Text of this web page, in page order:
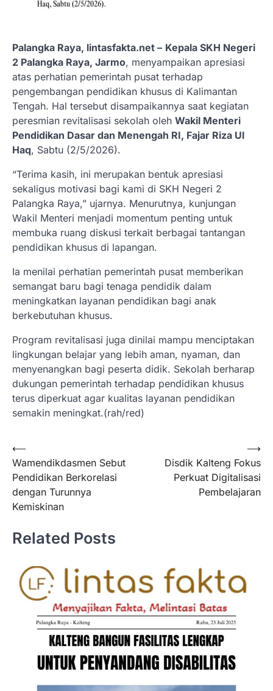
Palangka Raya, lintasfakta.net – Kepala SKH Negeri
2 Palangka Raya, Jarmo, menyampaikan apresiasi
atas perhatian pemerintah pusat terhadap
pengembangan pendidikan khusus di Kalimantan
Tengah. Hal tersebut disampaikannya saat kegiatan
peresmian revitalisasi sekolah oleh Wakil Menteri
Pendidikan Dasar dan Menengah RI, Fajar Riza Ul
Haq, Sabtu (2/5/2026).
“Terima kasih, ini merupakan bentuk apresiasi
sekaligus motivasi bagi kami di SKH Negeri 2
Palangka Raya,” ujarnya. Menurutnya, kunjungan
Wakil Menteri menjadi momentum penting untuk
membuka ruang diskusi terkait berbagai tantangan
pendidikan khusus di lapangan.
Ia menilai perhatian pemerintah pusat memberikan
semangat baru bagi tenaga pendidik dalam
meningkatkan layanan pendidikan bagi anak
berkebutuhan khusus.
Program revitalisasi juga dinilai mampu menciptakan
lingkungan belajar yang lebih aman, nyaman, dan
menyenangkan bagi peserta didik. Sekolah berharap
dukungan pemerintah terhadap pendidikan khusus
terus diperkuat agar kualitas layanan pendidikan
semakin meningkat.(rah/red)
Navigasi
pos
⟵
Wamendikdasmen Sebut
Pendidikan Berkorelasi
dengan Turunnya
Kemiskinan
Disdik Kalteng Fokus
Perkuat Digitalisasi
Pembelajaran
⟶
Related Posts